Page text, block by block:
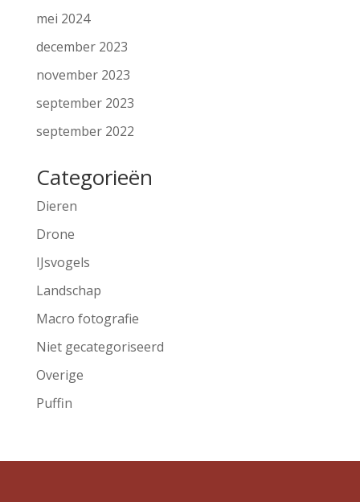
mei 2024
december 2023
november 2023
september 2023
september 2022
Categorieën
Dieren
Drone
IJsvogels
Landschap
Macro fotografie
Niet gecategoriseerd
Overige
Puffin